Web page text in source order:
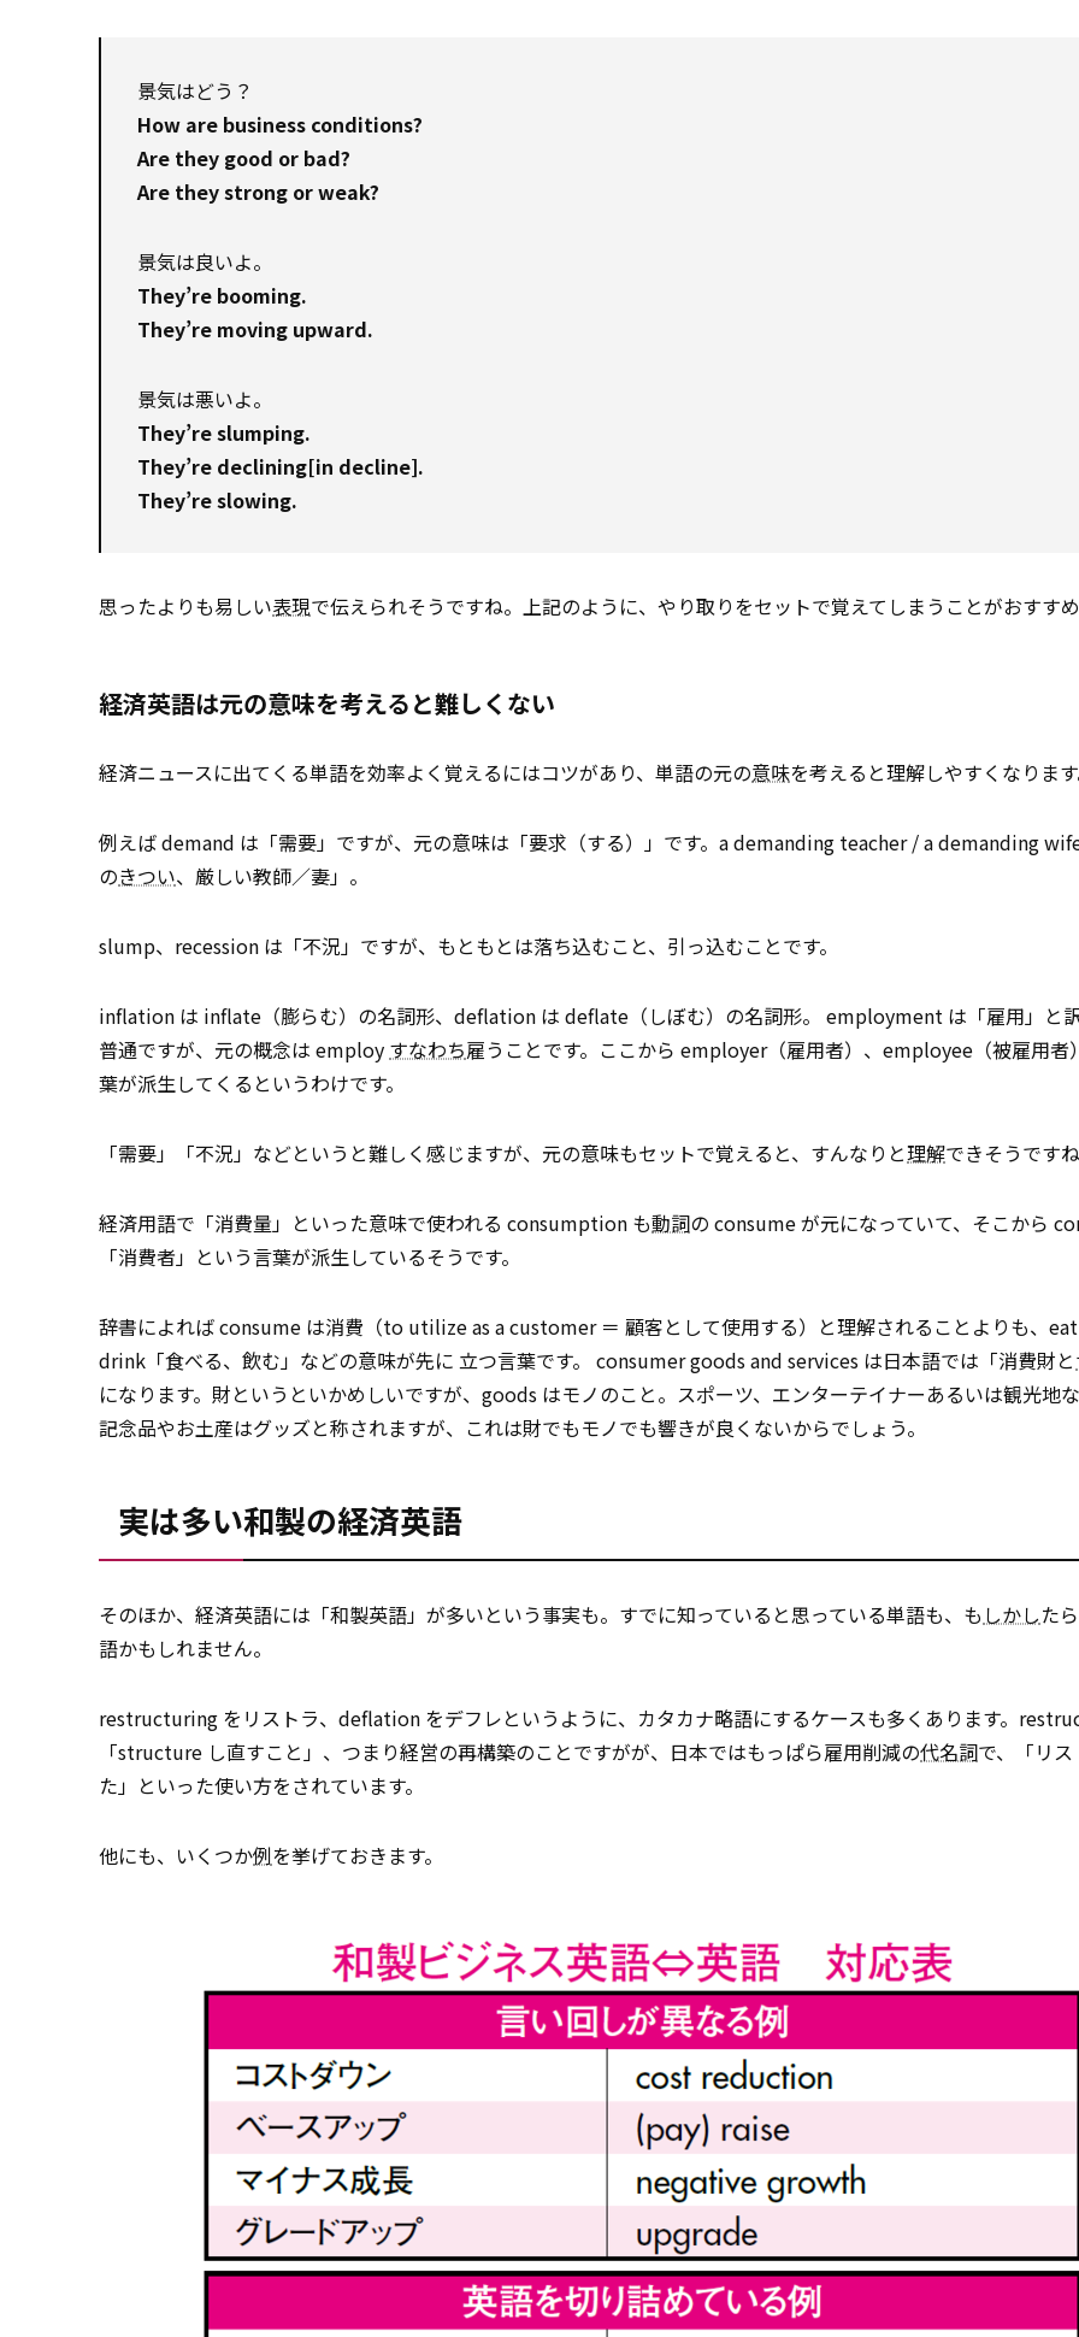
景気はどう？
How are business conditions?
Are they good or bad?
Are they strong or weak?
景気は良いよ。
They’re booming.
They’re moving upward.
景気は悪いよ。
They’re slumping.
They’re declining[in decline].
They’re slowing.
思ったよりも易しい表現で伝えられそうですね。上記のように、やり取りをセットで覚えてしまうことがおすす
経済英語は元の意味を考えると難しくない
経済ニュースに出てくる単語を効率よく覚えるにはコツがあり、単語の元の意味を考えると理解しやすくなりま
例えば demand は「需要」ですが、元の意味は「要求（する）」です。a demanding teacher / a demanding
のきつい、厳しい教師／妻」。
slump、recession は「不況」ですが、もともとは落ち込むこと、引っ込むことです。
inflation は inflate（膨らむ）の名詞形、deflation は deflate（しぼむ）の名詞形。 employment は「雇用」と
普通ですが、元の概念は employ すなわち雇うことです。ここから employer（雇用者）、employee（被雇用者
葉が派生してくるというわけです。
「需要」「不況」などというと難しく感じますが、元の意味もセットで覚えると、すんなりと理解できそうです
経済用語で「消費量」といった意味で使われる consumption も動詞の consume が元になっていて、そこから
「消費者」という言葉が派生しているそうです。
辞書によれば consume は消費（to utilize as a customer ＝ 顧客として使用する）と理解されることよりも、
drink「食べる、飲む」などの意味が先に 立つ言葉です。 consumer goods and services は日本語では「消費財と
になります。財というといかめしいですが、goods はモノのこと。スポーツ、エンターテイナーあるいは観光地
記念品やお土産はグッズと称されますが、これは財でもモノでも響きが良くないからでしょう。
実は多い和製の経済英語
そのほか、経済英語には「和製英語」が多いという事実も。すでに知っていると思っている単語も、も しかした
語かもしれません。
restructuring をリストラ、deflation をデフレというように、カタカナ略語にするケースも多くあります。
「structure し直すこと」、つまり経営の再構築のことですがが、日本ではもっぱら雇用削減の代名詞で、「リ
た」といった使い方をされています。
他にも、いくつか例を挙げておきます。